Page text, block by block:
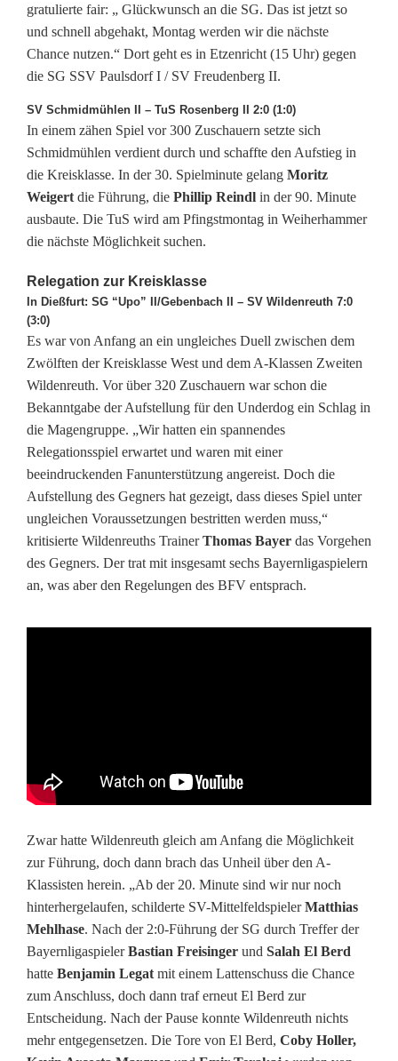
s
c
h
l
o
s
s
e
n
–
A
m
P
f
i
n
g
s
t
a
g
e
h
t
e
s
gratulierte fair: „ Glückwunsch an die SG. Das ist jetzt so
und schnell abgehakt, Montag werden wir die nächste
Chance nutzen.“ Dort geht es in Etzenricht (15 Uhr) gegen
die SG SSV Paulsdorf I / SV Freudenberg II.
SV Schmidmühlen II – TuS Rosenberg II 2:0 (1:0)
In einem zähen Spiel vor 300 Zuschauern setzte sich
Schmidmühlen verdient durch und schaffte den Aufstieg in
die Kreisklasse. In der 30. Spielminute gelang Moritz
Weigert die Führung, die Phillip Reindl in der 90. Minute
ausbaute. Die TuS wird am Pfingstmontag in Weiherhammer
die nächste Möglichkeit suchen.
Relegation zur Kreisklasse
In Dießfurt: SG “Upo” II/Gebenbach II – SV Wildenreuth 7:0
(3:0)
Es war von Anfang an ein ungleiches Duell zwischen dem
Zwölften der Kreisklasse West und dem A-Klassen Zweiten
Wildenreuth. Vor über 320 Zuschauern war schon die
Bekanntgabe der Aufstellung für den Underdog ein Schlag in
die Magengruppe. „Wir hatten ein spannendes
Relegationsspiel erwartet und waren mit einer
beeindruckenden Fanunterstützung angereist. Doch die
Aufstellung des Gegners hat gezeigt, dass dieses Spiel unter
ungleichen Voraussetzungen bestritten werden muss,“
kritisierte Wildenreuths TrainerThomas Bayer das Vorgehen
des Gegners. Der trat mit insgesamt sechs Bayernligaspielern
an, was aber den Regelungen des BFV entsprach.
Zwar hatte Wildenreuth gleich am Anfang die Möglichkeit
zur Führung, doch dann brach das Unheil über den A-
Klassisten herein. „Ab der 20. Minute sind wir nur noch
hinterhergelaufen, schilderte SV-MittelfeldspielerMatthias
Mehlhase. Nach der 2:0-Führung der SG durch Treffer der
BayernligaspielerBastian Freisinger und Salah El Berd
hatte Benjamin Legat mit einem Lattenschuss die Chance
zum Anschluss, doch dann traf erneut El Berd zur
Entscheidung. Nach der Pause konnte Wildenreuth nichts
mehr entgegensetzen. Die Tore von El Berd, Coby Holler,